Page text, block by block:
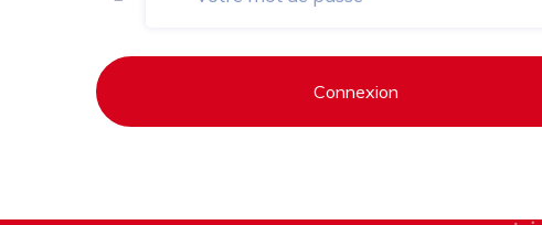
Connexion